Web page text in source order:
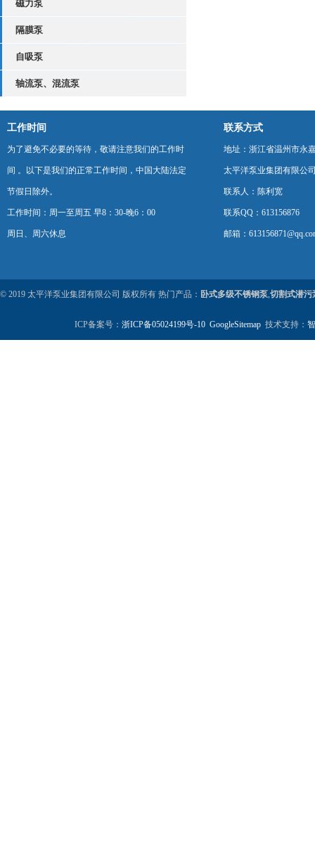
磁力泵
隔膜泵
自吸泵
轴流泵、混流泵
工作时间
为了避免不必要的等待，敬请注意我们的工作时
间 。以下是我们的正常工作时间，中国大陆法定
节假日除外。
工作时间：周一至周五 早8：30-晚6：00
周日、周六休息
联系方式
地址：浙江省温州市永
太平洋泵业集团有限公
联系人：陈利宽
联系QQ：613156876
邮箱：
© 2019 太平洋泵业集团有限公司 版权所有 热门产品： 卧式多级不锈钢泵,切割式潜污
ICP备案号： 浙ICP备05024199号-10 GoogleSitemap 技术支持：